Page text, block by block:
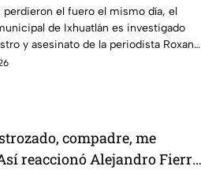
en el asesinato de la
Roxana Guzmán
perdieron el fuero el mismo día, el
de Ixhuatlán es investigado
y asesinato de la periodista Roxana
compadre, me
reaccionó Alejandro Fierro